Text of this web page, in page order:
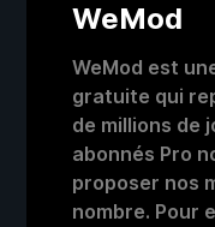
WeMod
WeMod est
gratuite qui
de millions de
abonnés Pro
proposer nos
nombre. Pour